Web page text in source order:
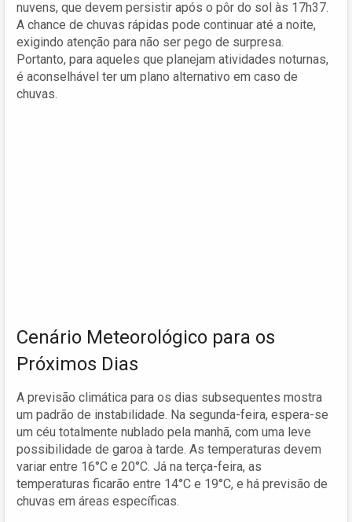
nuvens, que devem persistir após o pôr do sol às 17h37.
A chance de chuvas rápidas pode continuar até a noite,
exigindo atenção para não ser pego de surpresa.
Portanto, para aqueles que planejam atividades noturnas,
é aconselhável ter um plano alternativo em caso de
chuvas.
Cenário Meteorológico para os
Próximos Dias
A previsão climática para os dias subsequentes mostra
um padrão de instabilidade. Na segunda-feira, espera-se
um céu totalmente nublado pela manhã, com uma leve
possibilidade de garoa à tarde. As temperaturas devem
variar entre 16°C e 20°C. Já na terça-feira, as
temperaturas ficarão entre 14°C e 19°C, e há previsão de
chuvas em áreas específicas.